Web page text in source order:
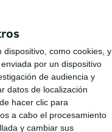
como cookies, y
por un dispositivo
de audiencia y
datos de localización
hacer clic para
a cabo el procesamiento
y cambiar sus